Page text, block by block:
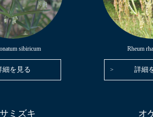
sibiricum
細を見る
Rheum
詳細
ミズキ オ